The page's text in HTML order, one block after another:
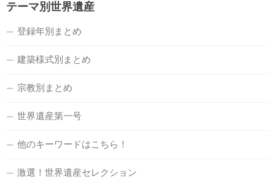
テーマ別世界遺産
登録年別まとめ
建築様式別まとめ
宗教別まとめ
世界遺産第一号
他のキーワードはこちら！
激選！世界遺産セレクション